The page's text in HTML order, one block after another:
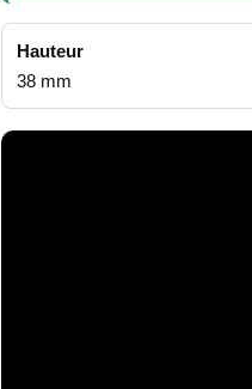
Hauteur
38 mm